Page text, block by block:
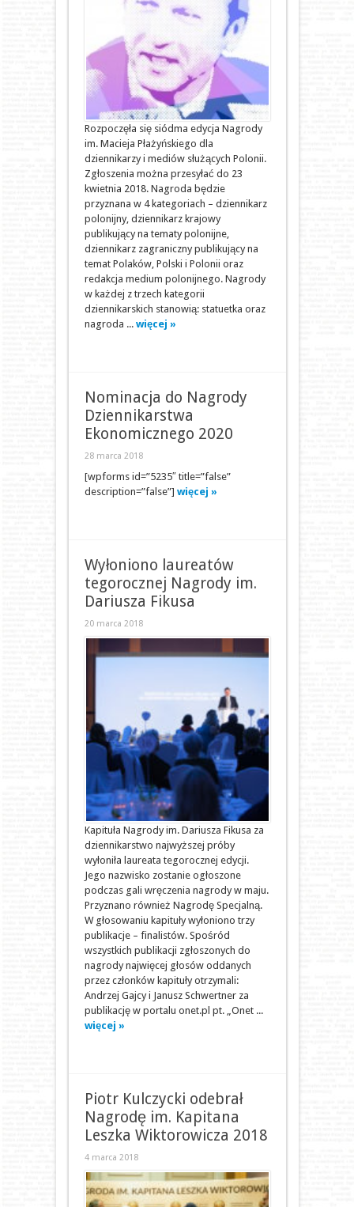
Rozpoczęła się siódma edycja Nagrody
im. Macieja Płażyńskiego dla
dziennikarzy i mediów służących Polonii.
Zgłoszenia można przesyłać do 23
kwietnia 2018. Nagroda będzie
przyznana w 4 kategoriach – dziennikarz
polonijny, dziennikarz krajowy
publikujący na tematy polonijne,
dziennikarz zagraniczny publikujący na
temat Polaków, Polski i Polonii oraz
redakcja medium polonijnego. Nagrody
w każdej z trzech kategorii
dziennikarskich stanowią: statuetka oraz
nagroda ... więcej »
Nominacja do Nagrody
Dziennikarstwa
Ekonomicznego 2020
28 marca 2018
[wpforms id=”5235″ title=”false”
description=”false”] więcej »
Wyłoniono laureatów
tegorocznej Nagrody im.
Dariusza Fikusa
20 marca 2018
Kapituła Nagrody im. Dariusza Fikusa za
dziennikarstwo najwyższej próby
wyłoniła laureata tegorocznej edycji.
Jego nazwisko zostanie ogłoszone
podczas gali wręczenia nagrody w maju.
Przyznano również Nagrodę Specjalną.
W głosowaniu kapituły wyłoniono trzy
publikacje – finalistów. Spośród
wszystkich publikacji zgłoszonych do
nagrody najwięcej głosów oddanych
przez członków kapituły otrzymali:
Andrzej Gajcy i Janusz Schwertner za
publikację w portalu onet.pl pt. „Onet ...
więcej »
Piotr Kulczycki odebrał
Nagrodę im. Kapitana
Leszka Wiktorowicza 2018
4 marca 2018